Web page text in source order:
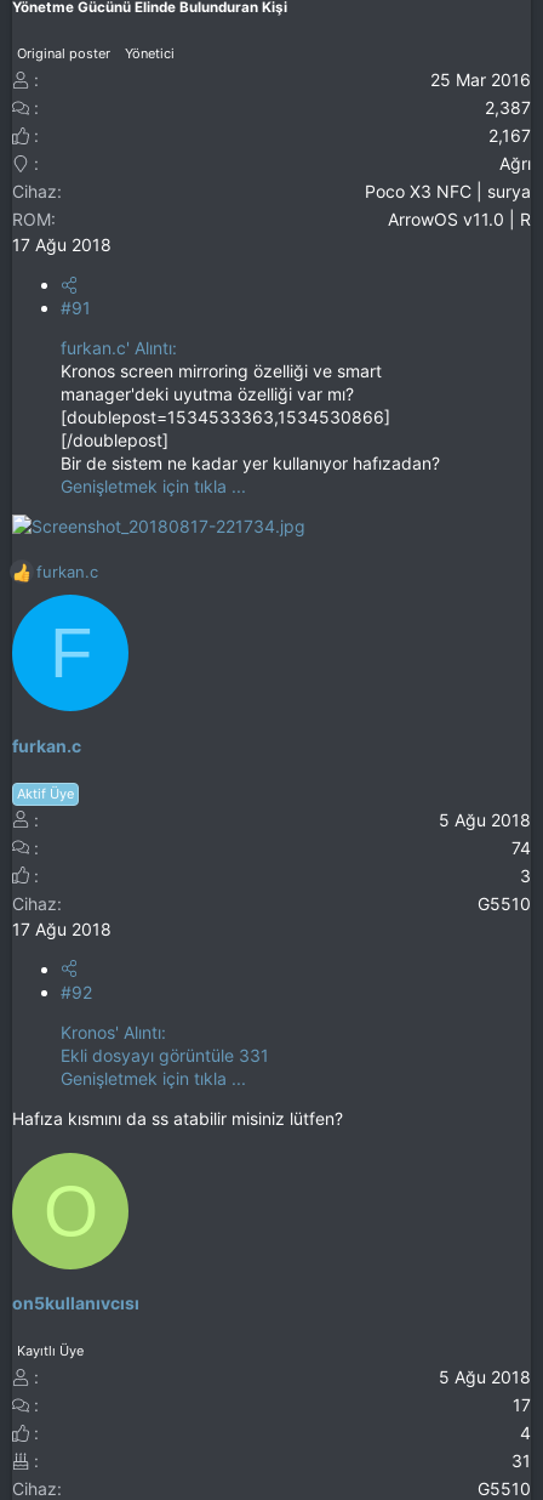
Yönetme Gücünü Elinde Bulunduran Kişi
Original poster Yönetici
25 Mar 2016
2,387
2,167
Ağrı
Cihaz
Poco X3 NFC | surya
ROM
ArrowOS v11.0 | R
17 Ağu 2018
#91
furkan.c' Alıntı:
Kronos screen mirroring özelliği ve smart
manager'deki uyutma özelliği var mı?
[doublepost=1534533363,1534530866]
[/doublepost]
Bir de sistem ne kadar yer kullanıyor hafızadan?
Genişletmek için tıkla ...
T
p
k
i
:
furkan.c
F
furkan.c
Aktif Üye
5 Ağu 2018
74
3
Cihaz
G5510
17 Ağu 2018
#92
Kronos' Alıntı:
Ekli dosyayı görüntüle 331
Genişletmek için tıkla ...
Hafıza kısmını da ss atabilir misiniz lütfen?
O
on5kullanıvcısı
Kayıtlı Üye
5 Ağu 2018
17
4
31
Cihaz
G5510